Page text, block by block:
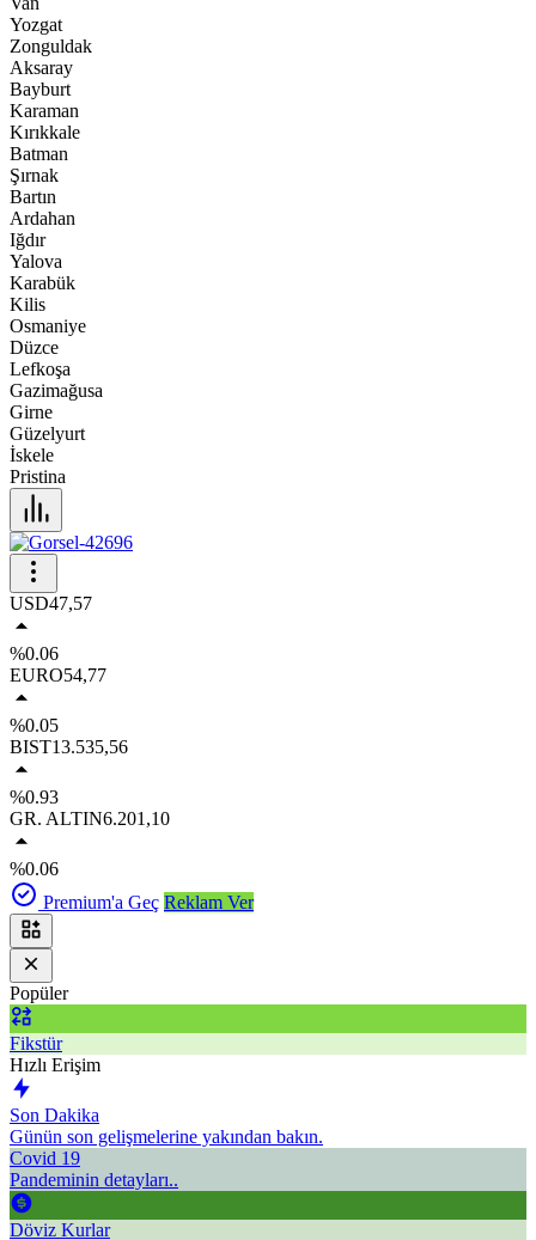
Yozgat
Zonguldak
Aksaray
Bayburt
Karaman
Kırıkkale
Batman
Şırnak
Bartın
Ardahan
Iğdır
Yalova
Karabük
Kilis
Osmaniye
Düzce
Lefkoşa
Gazimağusa
Girne
Güzelyurt
İskele
Pristina
USD47,57
%0.06
EURO54,77
%0.05
BIST13.535,56
%0.93
GR. ALTIN6.201,10
%0.06
Premium'a Geç Reklam Ver
Popüler
Fikstür
Hızlı Erişim
Son Dakika
Günün son gelişmelerine yakından bakın.
Covid 19
Pandeminin detayları..
Döviz Kurlar